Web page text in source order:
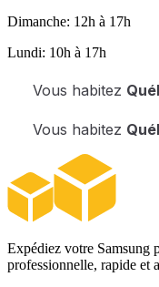
Dimanche: 12h à 17h
Lundi: 10h à 17h
Vous habitez
Vous habitez
Expédiez votre Samsung
professionnelle, rapide et